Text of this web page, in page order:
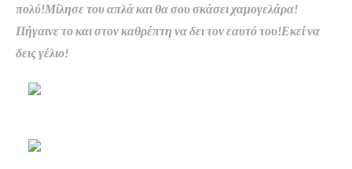
πολύ!Μίλησε του απλά και θα σου σκάσει χαμογελάρα!
Πήγαινε το και στον καθρέπτη να δει τον εαυτό του!Εκεί να
δεις γέλιο!